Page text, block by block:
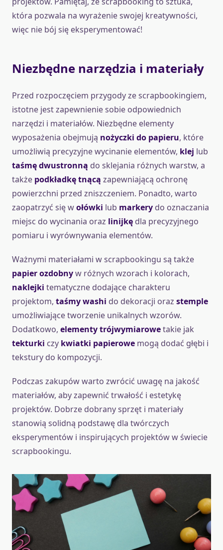
która pozwala na wyrażenie swojej kreatywności,
więc nie bój się eksperymentować!
Niezbędne narzędzia i materiały
Przed rozpoczęciem przygody ze scrapbookingiem,
istotne jest zapewnienie sobie odpowiednich
narzędzi i materiałów. Niezbędne elementy
wyposażenia obejmują nożyczki do papieru, które
umożliwią precyzyjne wycinanie elementów, klej lub
taśmę dwustronną do sklejania różnych warstw, a
także podkładkę tnącą zapewniającą ochronę
powierzchni przed zniszczeniem. Ponadto, warto
zaopatrzyć się wołówki lub markery do oznaczania
miejsc do wycinania oraz linijkę dla precyzyjnego
pomiaru i wyrównywania elementów.
Ważnymi materiałami w scrapbookingu są także
papier ozdobnyw różnych wzorach i kolorach,
naklejki tematyczne dodające charakteru
projektom, taśmy washi do dekoracji oraz stemple
umożliwiające tworzenie unikalnych wzorów.
Dodatkowo, elementy trójwymiarowetakie jak
tekturki czy kwiatki papierowe mogą dodać głębi i
tekstury do kompozycji.
Podczas zakupów warto zwrócić uwagę na jakość
materiałów, aby zapewnić trwałość i estetykę
projektów. Dobrze dobrany sprzęt i materiały
stanowią solidną podstawę dla twórczych
eksperymentów i inspirujących projektów w świecie
scrapbookingu.